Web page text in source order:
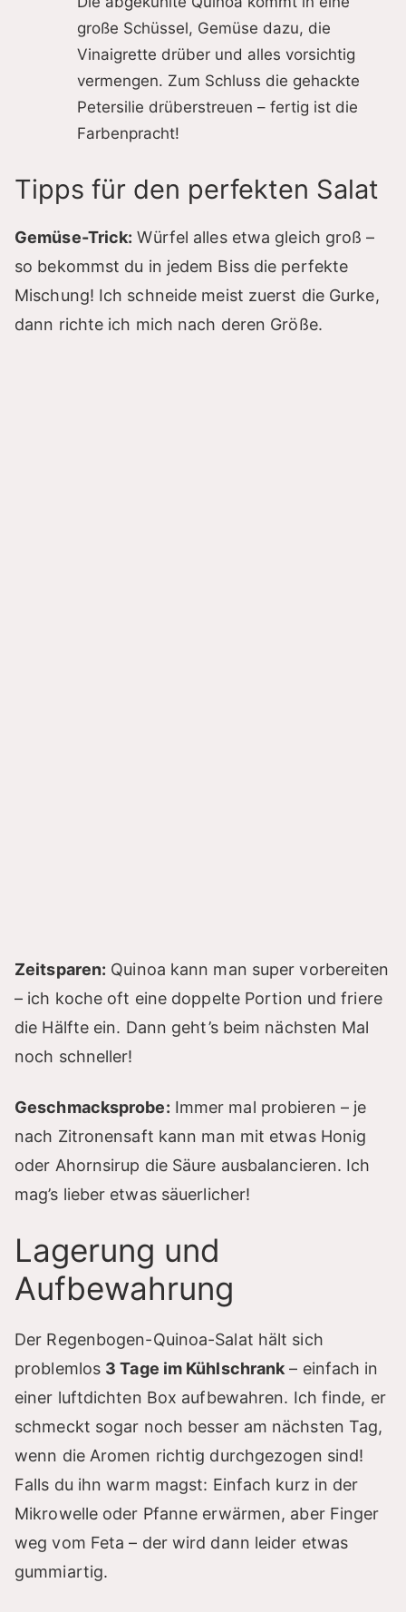
große Schüssel, Gemüse dazu, die
Vinaigrette drüber und alles vorsichtig
vermengen. Zum Schluss die gehackte
Petersilie drüberstreuen – fertig ist die
Farbenpracht!
Tipps für den perfekten Salat
Gemüse-Trick: Würfel alles etwa gleich groß –
so bekommst du in jedem Biss die perfekte
Mischung! Ich schneide meist zuerst die Gurke,
dann richte ich mich nach deren Größe.
Zeitsparen: Quinoa kann man super vorbereiten
– ich koche oft eine doppelte Portion und friere
die Hälfte ein. Dann geht’s beim nächsten Mal
noch schneller!
Geschmacksprobe: Immer mal probieren – je
nach Zitronensaft kann man mit etwas Honig
oder Ahornsirup die Säure ausbalancieren. Ich
mag’s lieber etwas säuerlicher!
Lagerung und
Aufbewahrung
Der Regenbogen-Quinoa-Salat hält sich
problemlos 3 Tage im Kühlschrank – einfach in
einer luftdichten Box aufbewahren. Ich finde, er
schmeckt sogar noch besser am nächsten Tag,
wenn die Aromen richtig durchgezogen sind!
Falls du ihn warm magst: Einfach kurz in der
Mikrowelle oder Pfanne erwärmen, aber Finger
weg vom Feta – der wird dann leider etwas
gummiartig.